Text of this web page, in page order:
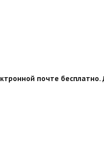
почте бесплатно.